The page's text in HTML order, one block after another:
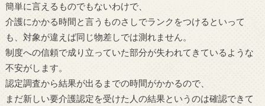
簡単に言えるものでもないわけで、
介護にかかる時間と言うものさしでランクをつけるといって
も、対象が違えば同じ物差しでは測れません。
制度への信頼で成り立っていた部分が失われてきているような
不安がします。
認定調査から結果が出るまでの時間がかかるので、
まだ新しい要介護認定を受けた人の結果というのは確認できて